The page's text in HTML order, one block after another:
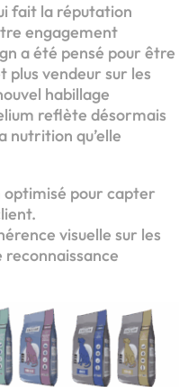
fait la réputation
engagement
a été pensé pour être
plus vendeur sur les
habillage
reflète désormais
nutrition qu’elle
optimisé pour capter
visuelle sur les